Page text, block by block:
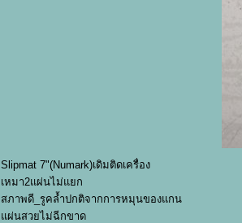
Slipmat 7"(Numark)เดิมติดเครื่อง
เหมา2แผ่นไม่แยก
สภาพดี_รูคล้ำปกติจากการหมุนของแกน
แผ่นสวยไม่ฉีกขาด